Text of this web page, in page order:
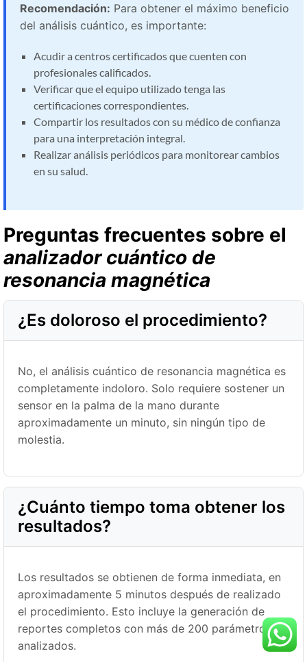
Recomendación: Para obtener el máximo beneficio
del análisis cuántico, es importante:
Acudir a centros certificados que cuenten con
profesionales calificados.
Verificar que el equipo utilizado tenga las
certificaciones correspondientes.
Compartir los resultados con su médico de confianza
para una interpretación integral.
Realizar análisis periódicos para monitorear cambios
en su salud.
Preguntas frecuentes sobre el
analizador cuántico de
resonancia magnética
¿Es doloroso el procedimiento?
No, el análisis cuántico de resonancia magnética es
completamente indoloro. Solo requiere sostener un
sensor en la palma de la mano durante
aproximadamente un minuto, sin ningún tipo de
molestia.
¿Cuánto tiempo toma obtener los
resultados?
Los resultados se obtienen de forma inmediata, en
aproximadamente 5 minutos después de realizado
el procedimiento. Esto incluye la generación de
reportes completos con más de 200 parámetros
analizados.